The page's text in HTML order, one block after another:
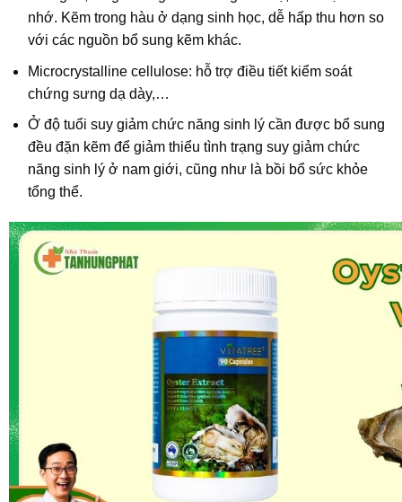
nhớ. Kẽm trong hàu ở dạng sinh học, dễ hấp thu hơn so
với các nguồn bổ sung kẽm khác.
Microcrystalline cellulose: hỗ trợ điều tiết kiểm soát
chứng sưng dạ dày,…
Ở độ tuổi suy giảm chức năng sinh lý cần được bổ sung
đều đặn kẽm để giảm thiểu tình trạng suy giảm chức
năng sinh lý ở nam giới, cũng như là bồi bổ sức khỏe
tổng thể.